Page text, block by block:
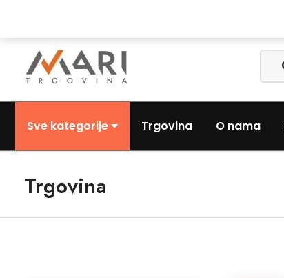
Sve kategorije Trgovina O nama
Trgovina